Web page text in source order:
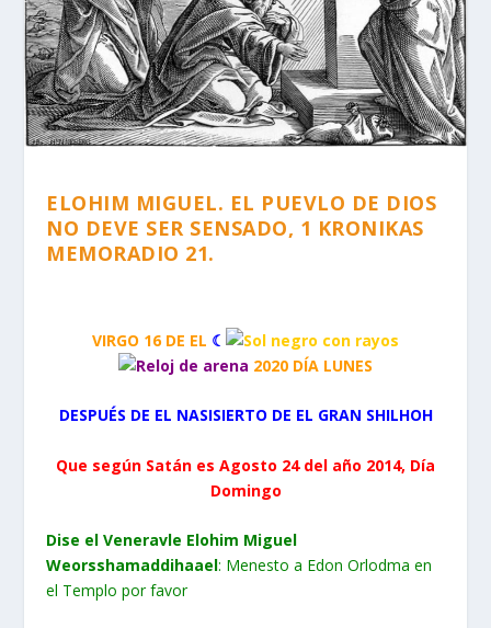
ELOHIM MIGUEL. EL PUEVLO DE DIOS
NO DEVE SER SENSADO, 1 KRONIKAS
MEMORADIO 21.
VIRGO 16 DE EL ☾
2020 DÍA LUNES
DESPUÉS DE EL NASISIERTO DE EL GRAN SHILHOH
Que según Satán es Agosto 24 del año 2014, Día
Domingo
Dise el Veneravle Elohim Miguel
Weorsshamaddihaael: Menesto a Edon Orlodma en
el Templo por favor